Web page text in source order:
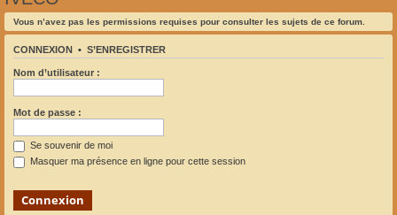
Vous n’avez pas les permissions requises pour consulter les sujets de ce forum.
CONNEXION • S’ENREGISTRER
Nom d’utilisateur :
Mot de passe :
Se souvenir de moi
Masquer ma présence en ligne pour cette session